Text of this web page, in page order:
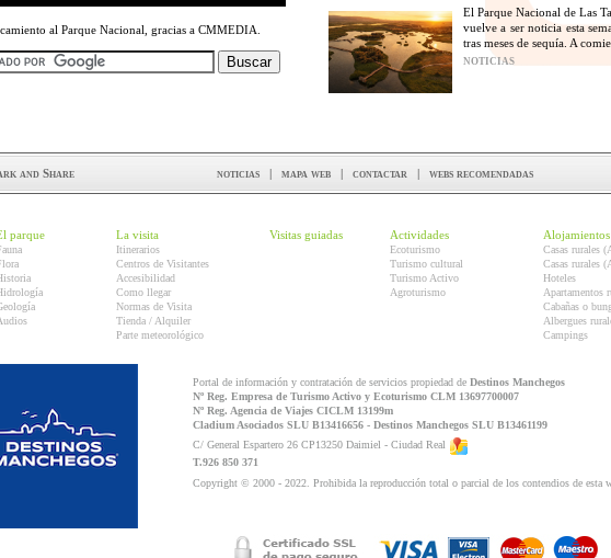
al Parque Nacional, gracias a CMMEDIA.
El Parque Nacional de Las
vuelve a ser noticia esta
tras meses de sequía. A
NOTICIAS
noticias | mapa web | contactar | webs recomendadas
parque La visita
Itinerarios
Centros de Visitantes
Accesibilidad
Como llegar
Normas de Visita
Tienda / Alquiler
Parte meteorológico
Visitas guiadas Actividades
Ecoturismo
Turismo cultural
Turismo Activo
Agroturismo
Alojamientos
Casas rurales
Casas rurales
Hoteles
Apartamentos
Cabañas o
Albergues
Campings
Portal de información y contratación de servicios propiedad de Destinos Manchegos
Nº Reg. Empresa de Turismo Activo y Ecoturismo CLM 13697700007
Nº Reg. Agencia de Viajes CICLM 13199m
Cladium Asociados SLU B13416656 - Destinos Manchegos SLU B13461199
C/ General Espartero 26 CP13250 Daimiel - Ciudad Real
T.926 850 371
Copyright © 2000 - 2022. Prohibida la reproducción total o parcial de los contendios de esta